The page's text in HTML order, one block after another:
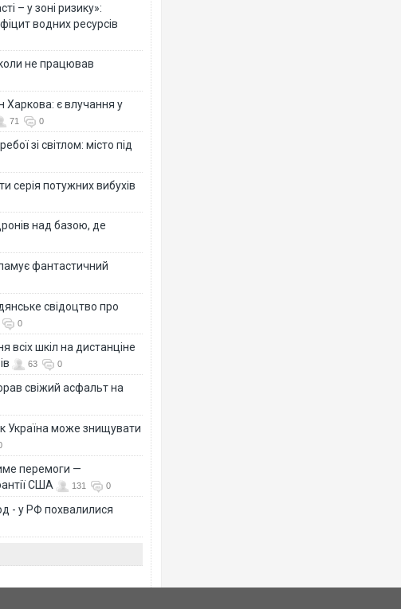
– у зоні ризику»:
водних ресурсів
не працював
Харкова: є влучання у
71 0
зі світлом: місто під
серія потужних вибухів
над базою, де
фантастичний
свідоцтво про
0
всіх шкіл на дистанціне
63 0
свіжий асфальт на
Україна може знищувати
перемоги —
США
131 0
- у РФ похвалилися